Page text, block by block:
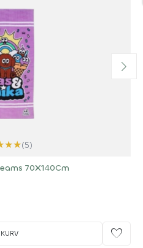
★★(5)
70X140Cm
favorite